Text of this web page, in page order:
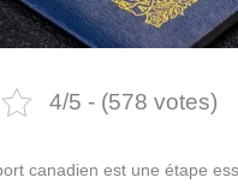
4/5 - (578 votes)
canadien est une étape